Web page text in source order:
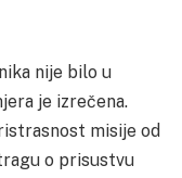
nije bilo u
je izrečena.
misije od
o prisustvu